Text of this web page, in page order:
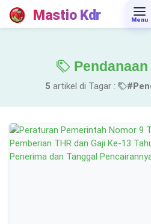
Mastio Kdr Menu
Pendanaan
5 artikel di Tagar :